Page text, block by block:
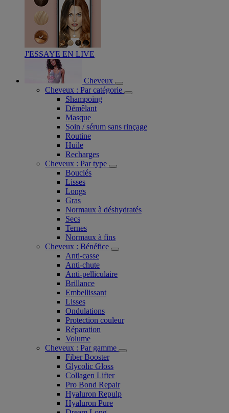
J'ESSAYE EN LIVE
Cheveux
Cheveux : Par catégorie
Shampoing
Démêlant
Masque
Soin / sérum sans rinçage
Routine
Huile
Recharges
Cheveux : Par type
Bouclés
Lisses
Longs
Gras
Normaux à déshydratés
Secs
Ternes
Normaux à fins
Cheveux : Bénéfice
Anti-casse
Anti-chute
Anti-pelliculaire​
Brillance
Embellissant
Lisses
Ondulations
Protection couleur​
Réparation
Volume
Cheveux : Par gamme
Fiber Booster
Glycolic Gloss
Collagen Lifter
Pro Bond Repair
Hyaluron Repulp
Hyaluron Pure